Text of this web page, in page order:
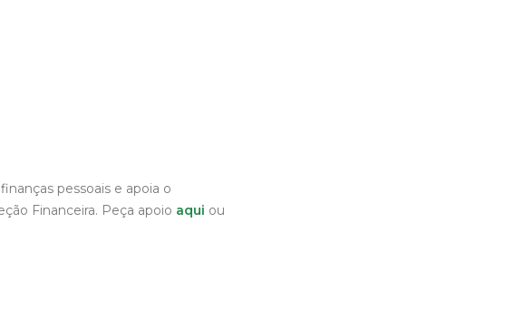
pessoais e apoia o
Financeira. Peça apoio aqui ou